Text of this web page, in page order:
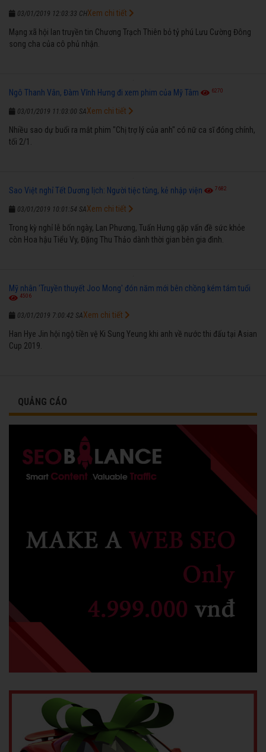
03/01/2019 12:03:33 CH
Mạng xã hội lan truyền tin Chương Trạch Thiên bỏ tỷ phú Lưu Cường Đông
song cha của cô phủ nhận.
Xem chi tiết
Ngô Thanh Vân, Đàm Vĩnh Hưng đi xem phim của Mỹ Tâm 6270
03/01/2019 11:03:00 SA
Nhiều sao dự buổi ra mắt phim "Chị trợ lý của anh" có nữ ca sĩ đóng chính,
tối 2/1.
Xem chi tiết
Sao Việt nghỉ Tết Dương lịch: Người tiệc tùng, kẻ nhập viện 7682
03/01/2019 10:01:54 SA
Trong kỳ nghỉ lễ bốn ngày, Lan Phương, Tuấn Hưng gặp vấn đề sức khỏe
còn Hoa hậu Tiểu Vy, Đặng Thu Thảo dành thời gian bên gia đình.
Xem chi tiết
Mỹ nhân 'Truyền thuyết Joo Mong' đón năm mới bên chồng kém tám tuổi
4506
03/01/2019 7:00:42 SA
Han Hye Jin hội ngộ tiền vệ Ki Sung Yeung khi anh về nước thi đấu tại Asian
Cup 2019.
Xem chi tiết
QUẢNG CÁO